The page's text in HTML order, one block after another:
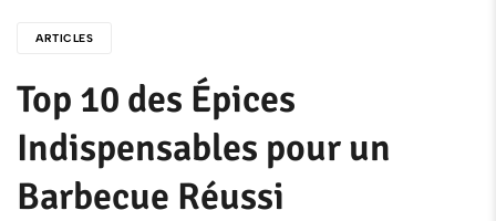
ARTICLES
Top 10 des Épices
Indispensables pour un
Barbecue Réussi